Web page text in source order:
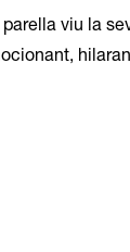
viu la